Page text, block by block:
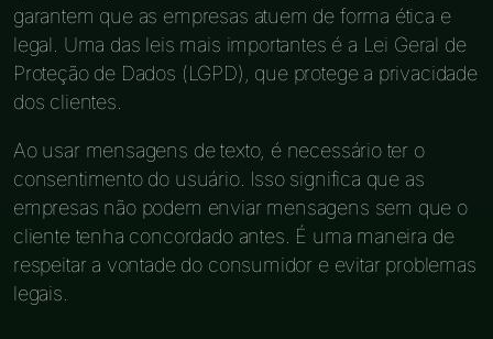
garantem que as empresas atuem de forma ética e
legal. Uma das leis mais importantes é a Lei Geral de
Proteção de Dados (LGPD), que protege a privacidade
dos clientes.
Ao usar mensagens de texto, é necessário ter o
consentimento do usuário. Isso significa que as
empresas não podem enviar mensagens sem que o
cliente tenha concordado antes. É uma maneira de
respeitar a vontade do consumidor e evitar problemas
legais.